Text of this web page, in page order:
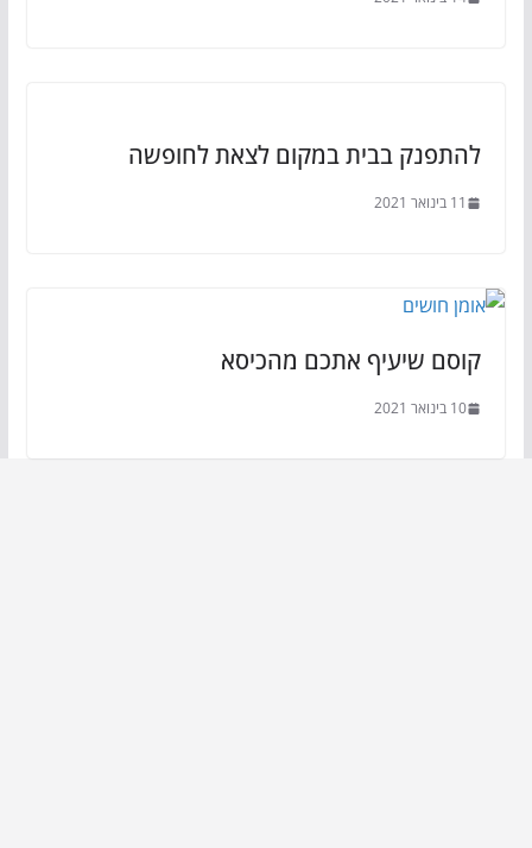
להתפנק בבית במקום לצאת לחופשה
11 בינואר 2021
קוסם שיעיף אתכם מהכיסא
10 בינואר 2021